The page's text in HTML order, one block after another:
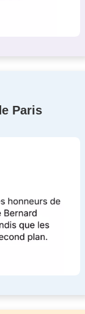
Paris